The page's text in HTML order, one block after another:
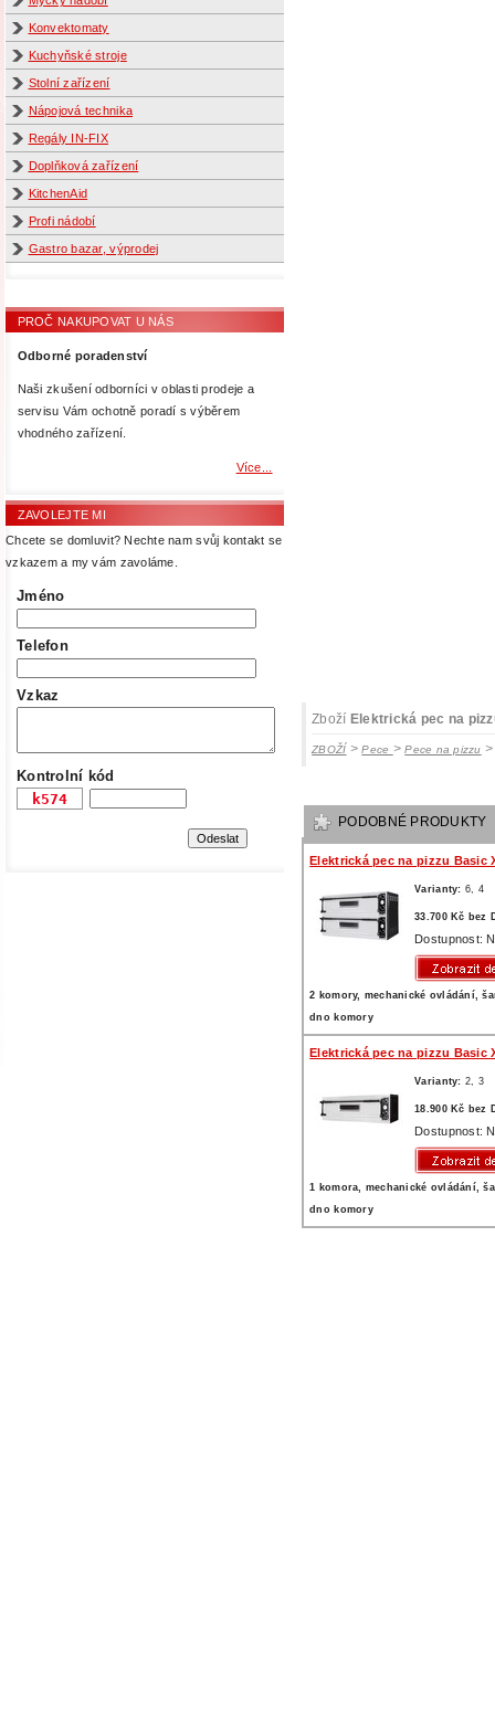
Konvektomaty
Kuchyňské stroje
Stolní zařízení
Nápojová technika
Regály IN-FIX
Doplňková zařízení
KitchenAid
Profi nádobí
Gastro bazar, výprodej
PROČ NAKUPOVAT U NÁS
Odborné poradenství
Naši zkušení odborníci v oblasti prodeje a
servisu Vám ochotně poradí s výběrem
vhodného zařízení.
Více...
ZAVOLEJTE MI
Chcete se domluvit? Nechte nam svůj kontakt se
vzkazem a my vám zavoláme.
Jméno
Telefon
Vzkaz
Kontrolní kód
Zboží Elektrická pec na
ZBOŽÍ>Pece >Pece na pizzu
PODOBNÉ PRODUKTY
Elektrická pec na pizzu Basic
Varianty: 6, 4
33.700 Kč bez
Dostupnost:
2 komory, mechanické ovládání,
dno komory
Elektrická pec na pizzu Basic
Varianty: 2, 3
18.900 Kč bez
Dostupnost:
1 komora, mechanické ovládání,
dno komory